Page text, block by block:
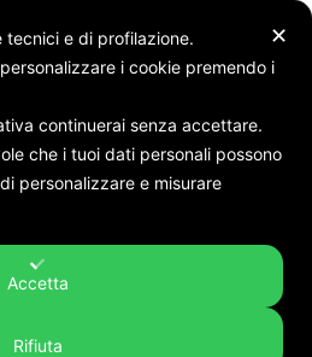
pallini
✕
e di profilazione.
i cookie premendo i
continuerai senza accettare.
che i tuoi dati personali possono
personalizzare e misurare
Accetta
Rifiuta